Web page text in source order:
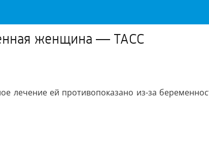
женщина — ТАСС
лечение ей противопоказано из-за